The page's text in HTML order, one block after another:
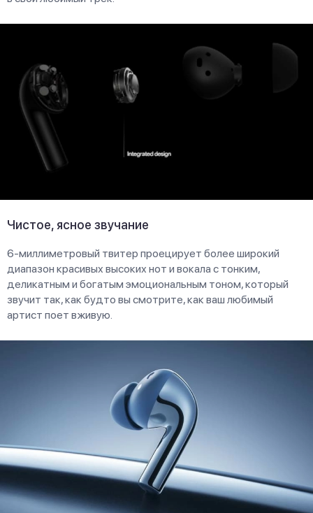
Чистое, ясное звучание
6-миллиметровый твитер проецирует более широкий
диапазон красивых высоких нот и вокала с тонким,
деликатным и богатым эмоциональным тоном, который
звучит так, как будто вы смотрите, как ваш любимый
артист поет вживую.